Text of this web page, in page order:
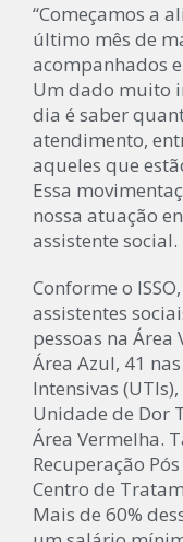
“Começamos a
último mês de
acompanhados
Um dado muito
dia é saber
atendimento,
aqueles que
Essa
nossa atuação
assistente social.
Conforme o
assistentes
pessoas na Área
Área Azul, 41
Intensivas
Unidade de Dor
Área Vermelha.
Recuperação
Centro de
Mais de 60%